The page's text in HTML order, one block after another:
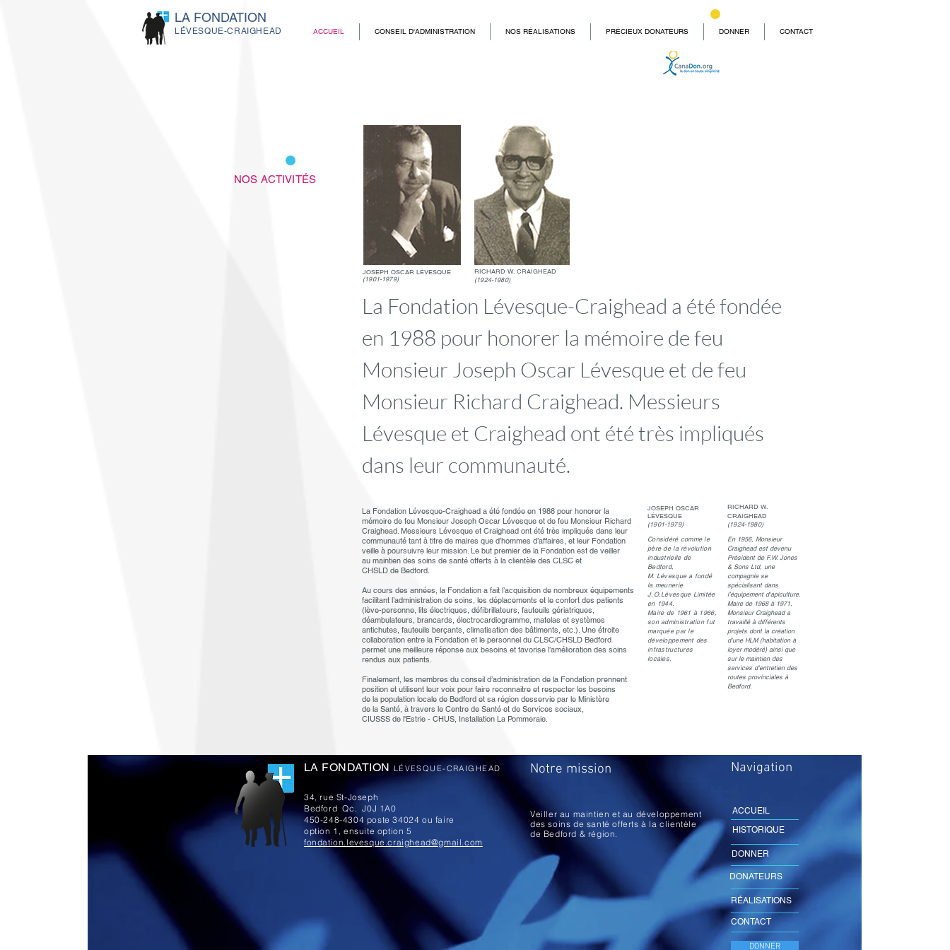
LA FONDATION
LÉVESQUE-CRAIGHEAD ACCUEIL CONSEIL D'ADMINISTRATION NOS RÉALISATIONS PRÉCIEUX DONATEURS DONNER CONTACT
NOS ACTIVITÉS
La Fondation Lévesque-Craighead a été fondée
en 1988 pour honorer la mémoire de feu
Monsieur Joseph Oscar Lévesque et de feu
Monsieur Richard Craighead. Messieurs
Lévesque et Craighead ont été très impliqués
dans leur communauté.
JOSEPH OSCAR LÉVESQUE
(1901-1979)
RICHARD W. CRAIGHEAD
(1924-1980)
La Fondation Lévesque-Craighead a été fondée en 1988 pour honorer la
mémoire de feu Monsieur Joseph Oscar Lévesque et de feu Monsieur Richard
Craighead. Messieurs Lévesque et Craighead ont été très impliqués dans leur
communauté tant à titre de maires que d’hommes d’affaires, et leur Fondation
veille à poursuivre leur mission. Le but premier de la Fondation est de veiller
au maintien des soins de santé offerts à la clientèle des CLSC et
CHSLD de Bedford.
Au cours des années, la Fondation a fait l’acquisition de nombreux équipements
facilitant l’administration de soins, les déplacements et le confort des patients
(lève-personne, lits électriques, défibrillateurs, fauteuils gériatriques,
déambulateurs, brancards, électrocardiogramme, matelas et systèmes
antichutes, fauteuils berçants, climatisation des bâtiments, etc.). Une étroite
collaboration entre la Fondation et le personnel du CLSC/CHSLD Bedford
permet une meilleure réponse aux besoins et favorise l’amélioration des soins
rendus aux patients.
Finalement, les membres du conseil d’administration de la Fondation prennent
position et utilisent leur voix pour faire reconnaitre et respecter les besoins
de la population locale de Bedford et sa région desservie par le Ministère
de la Santé, à travers le Centre de Santé et de Services sociaux,
CIUSSS de l'Estrie - CHUS, Installation La Pommeraie.
JOSEPH OSCAR
LÉVESQUE
(1901-1979)
Considéré comme le
père de la révolution
industrielle de
Bedford,
M. Lévesque a fondé
la meunerie
J.O.Lévesque Limitée
en 1944.
Maire de 1961 à 1966,
son administration fut
marquée par le
développement des
infrastructures
locales.
RICHARD W.
CRAIGHEAD
(1924-1980)
En 1956, Monsieur
Craighead est devenu
Président de F.W. Jones
& Sons Ltd, une
compagnie se
spécialisant dans
l’équipement d’apiculture.
Maire de 1968 à 1971,
Monsieur Craighead a
travaillé à différents
projets dont la création
d’une HLM (habitation à
loyer modéré) ainsi que
sur le maintien des
services d’entretien des
routes provinciales à
Bedford.
LA FONDATION LÉVESQUE-CRAIGHEAD
34, rue St-Joseph
Bedford Qc. J0J 1A0
450-248-4304 poste 34024 ou faire
option 1, ensuite option 5
fondation.levesque.craighead@gmail.com
Navigation
ACCUEIL
HISTORIQUE
DONNER
DONATEURS
Notre mission
Veiller au maintien et au développement
des soins de santé offerts à la clientèle
de Bedford & région.
RÉALISATIONS
CONTACT
DONNER